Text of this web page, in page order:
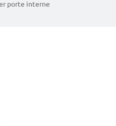
porte interne